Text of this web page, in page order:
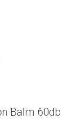
Balm 60db